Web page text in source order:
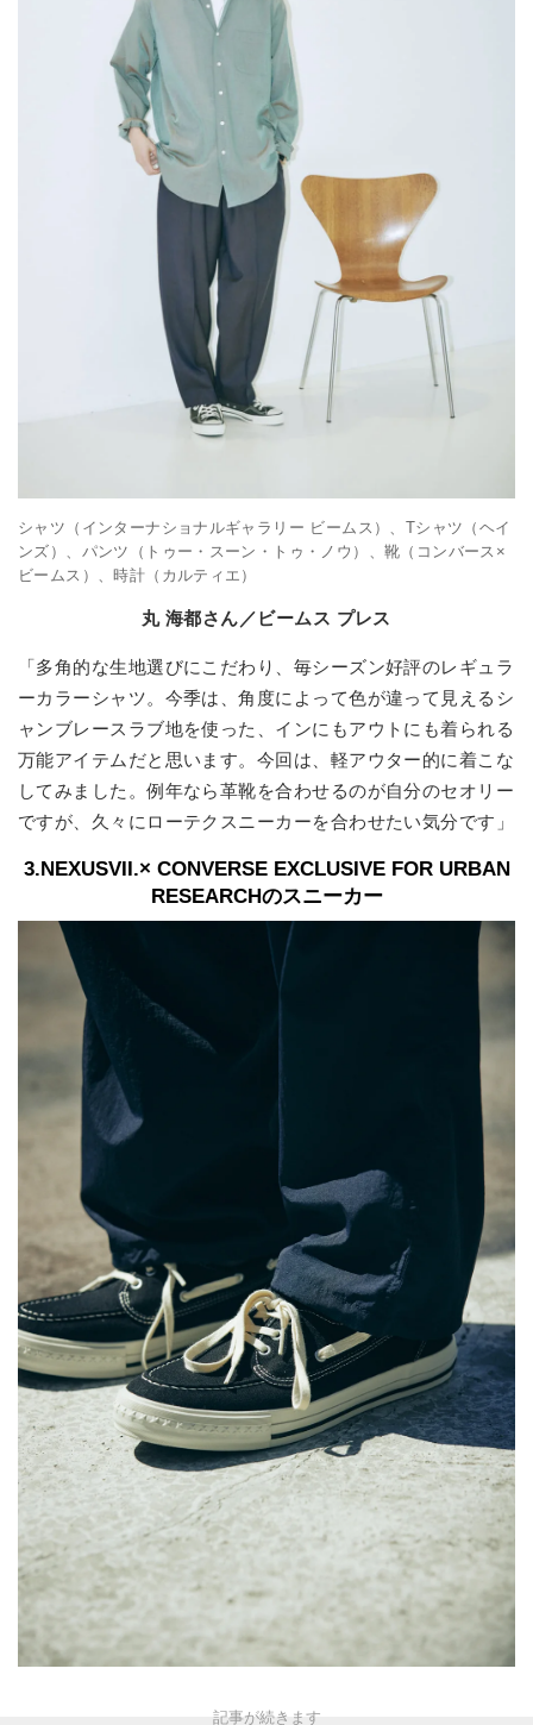
シャツ（インターナショナルギャラリー ビームス）、Tシャツ（ヘイ
ンズ）、パンツ（トゥー・スーン・トゥ・ノウ）、靴（コンバース×
ビームス）、時計（カルティエ）
丸 海都さん／ビームス プレス
「多角的な生地選びにこだわり、毎シーズン好評のレギュラ
ーカラーシャツ。今季は、角度によって色が違って見えるシ
ャンブレースラブ地を使った、インにもアウトにも着られる
万能アイテムだと思います。今回は、軽アウター的に着こな
してみました。例年なら革靴を合わせるのが自分のセオリー
ですが、久々にローテクスニーカーを合わせたい気分です」
3.NEXUSVII.× CONVERSE EXCLUSIVE FOR URBAN
RESEARCHのスニーカー